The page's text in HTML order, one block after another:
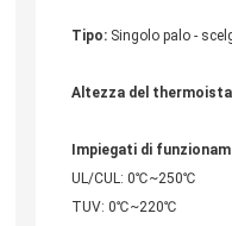
Tipo: Singolo palo -
Altezza del
Impiegati di
UL/CUL: 0℃~250℃
TUV: 0℃~220℃